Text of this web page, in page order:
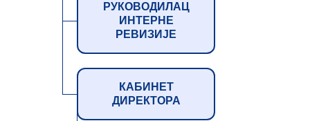
РУКОВОДИЛАЦ
ИНТЕРНЕ
РЕВИЗИЈЕ
КАБИНЕТ
ДИРЕКТОРА